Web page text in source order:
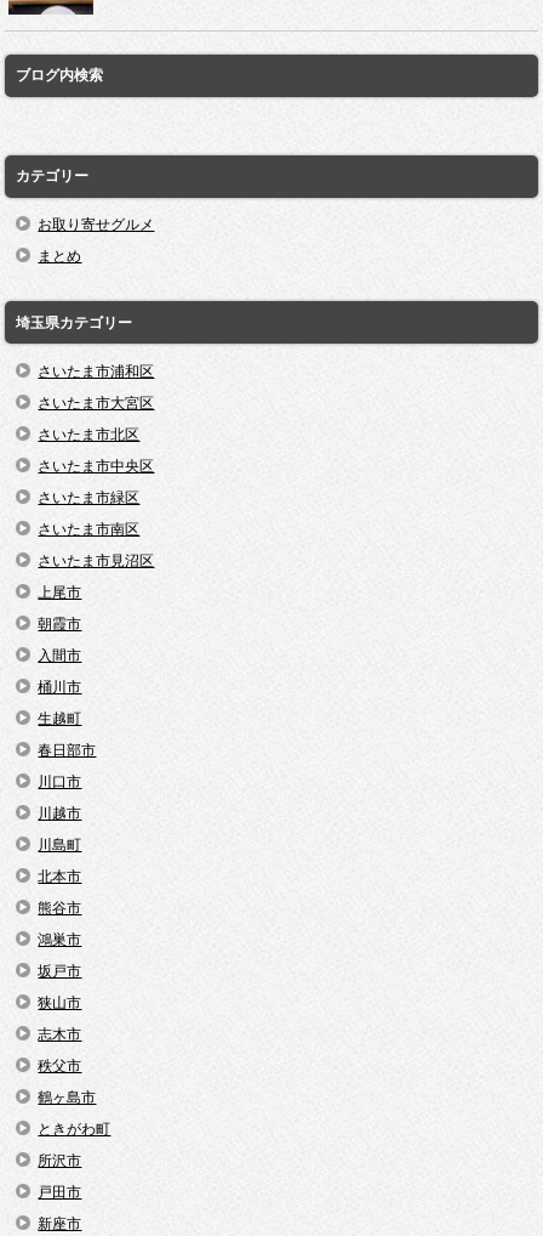
ブログ内検索
カテゴリー
お取り寄せグルメ
まとめ
埼玉県カテゴリー
さいたま市浦和区
さいたま市大宮区
さいたま市北区
さいたま市中央区
さいたま市緑区
さいたま市南区
さいたま市見沼区
上尾市
朝霞市
入間市
桶川市
生越町
春日部市
川口市
川越市
川島町
北本市
熊谷市
鴻巣市
坂戸市
狭山市
志木市
秩父市
鶴ヶ島市
ときがわ町
所沢市
戸田市
新座市